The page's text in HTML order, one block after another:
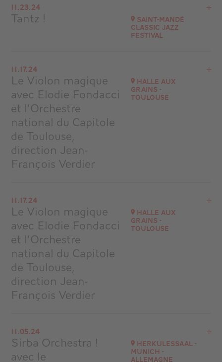
Cité de la Musique -Philharmonie de Paris
11.23.24
Tantz ! Saint-Mandé
Classic Jazz
Festival
Saint-Mandé (94)
at20H30
Go to site
11.17.24
Le Violon magique
avec Elodie Fondacci
et l’Orchestre
national du Capitole
de Toulouse,
direction Jean-
François Verdier
Halle aux
Grains -
Toulouse
Halle aux Grains - Toulouse
at16H00
Go to site
11.17.24
Le Violon magique
avec Elodie Fondacci
et l’Orchestre
national du Capitole
de Toulouse,
direction Jean-
François Verdier
Halle aux
Grains -
Toulouse
Halle aux Grains - Toulouse
at 11H00
11.05.24
Sirba Orchestra !
avec le
Herkulessaal -
Munich -